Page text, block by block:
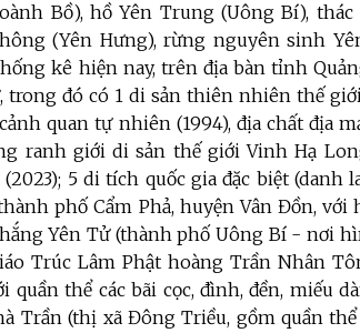
Bồ), hồ Yên Trung (Uông Bí),
(Yên Hưng), rừng nguyên sinh
kê hiện nay, trên địa bàn tỉnh
trong đó có 1 di sản thiên nhiên thế
quan tự nhiên (1994), địa chất địa
ranh giới di sản thế giới Vinh Hạ
5 di tích quốc gia đặc biệt
phố Cẩm Phả, huyện Vân Đồn,
Yên Tử (thành phố Uông Bí - nơi
Trúc Lâm Phật hoàng Trần Nhân
quần thể các bãi cọc, đình, đền, miếu
Trần (thị xã Đông Triều, gồm quần thể